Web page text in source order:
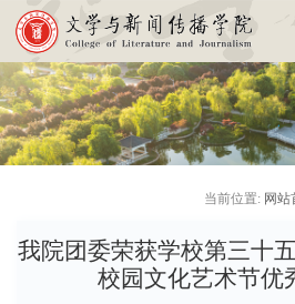
当前位置: 网站
我院团委荣获学校第三十
校园文化艺术节优